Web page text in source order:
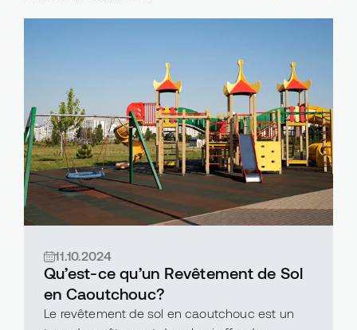
11.10.2024
Qu’est-ce qu’un Revêtement de Sol
en Caoutchouc?
Le revêtement de sol en caoutchouc est un